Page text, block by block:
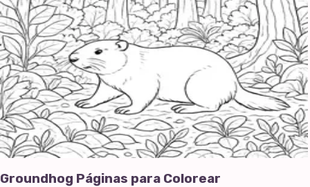
Groundhog Páginas para Colorear